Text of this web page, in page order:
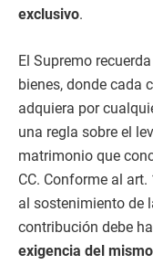
exclusivo.
El Supremo
bienes, donde cada
adquiera por
una regla sobre el
matrimonio que
CC. Conforme al
al sostenimiento de
contribución debe
exigencia del